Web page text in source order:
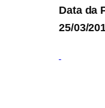
Data da
25/03/